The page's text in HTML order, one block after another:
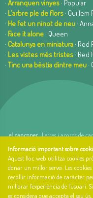
· Arranquen vinyes· Popular
· L'arbre ple de flors· Guillem
· He fet un ninot de neu·
· Face it alone· Queen
· Catalunya en miniatura· Red
· Les vistes més tristes· Red
· Tinc una bèstia dintre meu·
el cançoner· lletres i acords de
web basada en el Gestior de
creada per arnAu bellavista
Sobre el cançoner
Qui som i quina és la nostra
Llibre d'estil
Informació important sobre
Aquest lloc web utilitza cookies
donar un millor servei. Les
recollir informació de caràcter
millorar l'experiència de l'usuari.
es considera que accepta el seu ús.